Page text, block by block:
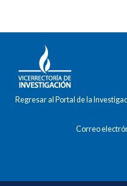
Regresar al Portal de la
Correo